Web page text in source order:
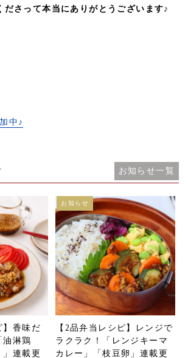
ださって本当にありがとうございます♪
中♪
お知らせ一覧
】香味だ
油淋鶏
」連載更
【2品弁当レシピ】レンジで
ラクラク！「レンジキーマ
カレー」「枝豆卵」連載更
お知らせ